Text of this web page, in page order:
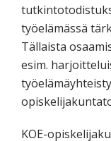
työelämässä
Tällaista
esim.
KOE-